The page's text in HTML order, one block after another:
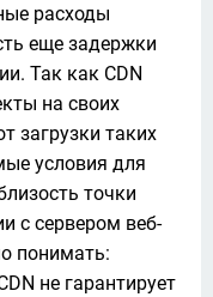
расходы
еще задержки
Так как CDN
на своих
загрузки таких
условия для
точки
с сервером веб-
понимать:
не гарантирует